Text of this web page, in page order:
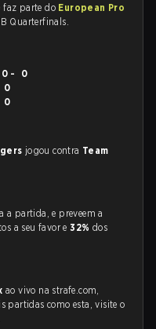
faz parte do European Pro
Quarterfinals.
0 - 0
0
0
jogou contra Team
a partida, e preveem a
a seu favor e32% dos
ao vivo na strafe.com,
partidas como esta, visite o